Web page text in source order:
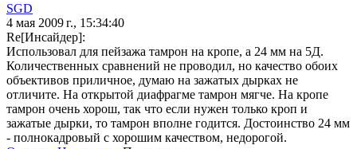
SGD
4 мая 2009 г., 15:34:40
Re[Инсайдер]:
Использовал для пейзажа тамрон на кропе, а 24 мм на 5Д.
Количественных сравнений не проводил, но качество обоих
объективов приличное, думаю на зажатых дырках не
отличите. На открытой диафрагме тамрон мягче. На кропе
тамрон очень хорош, так что если нужен только кроп и
зажатые дырки, то тамрон вполне годится. Достоинство 24 мм
- полнокадровый с хорошим качеством, недорогой.